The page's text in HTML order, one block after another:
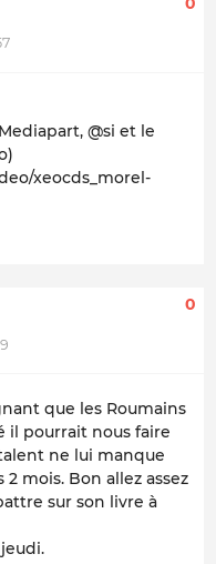
@si et le
xeocds_morel-
0
que les Roumains
il pourrait nous faire
ne lui manque
mois. Bon allez assez
sur son livre à